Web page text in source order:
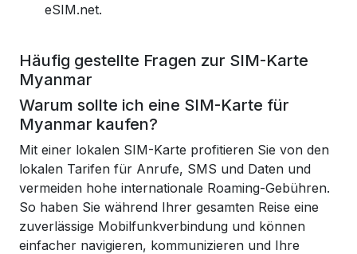
eSIM.net.
Häufig gestellte Fragen zur SIM-Karte
Myanmar
Warum sollte ich eine SIM-Karte für
Myanmar kaufen?
Mit einer lokalen SIM-Karte profitieren Sie von den
lokalen Tarifen für Anrufe, SMS und Daten und
vermeiden hohe internationale Roaming-Gebühren.
So haben Sie während Ihrer gesamten Reise eine
zuverlässige Mobilfunkverbindung und können
einfacher navigieren, kommunizieren und Ihre